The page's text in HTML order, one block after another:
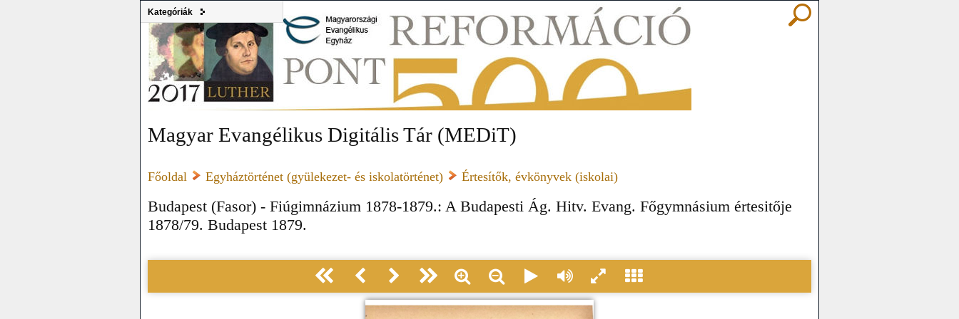
Kategóriák
Magyar Evangélikus Digitális Tár (MEDiT)
Főoldal Egyháztörténet (gyülekezet- és iskolatörténet) Értesítők, évkönyvek (iskolai)
Budapest (Fasor) - Fiúgimnázium 1878-1879.: A Budapesti Ág. Hitv. Evang. Főgymnásium értesitője
1878/79. Budapest 1879.